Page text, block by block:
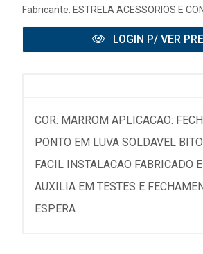
Fabricante: ESTRELA ACESSORIOS E
LOGIN P/ VER
COR: MARROM APLICACAO:
PONTO EM LUVA SOLDAVEL
FACIL INSTALACAO FABRICADO
AUXILIA EM TESTES E
ESPERA